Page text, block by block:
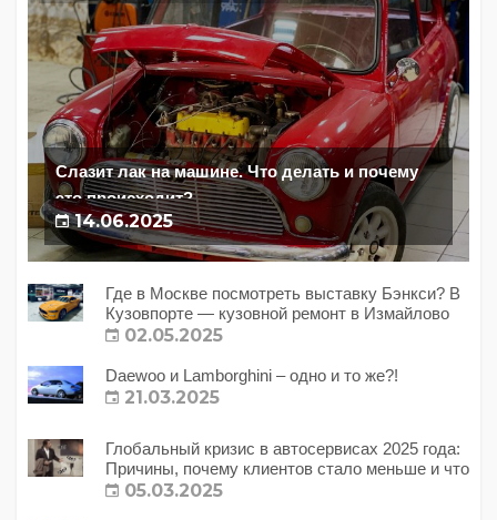
Слазит лак на машине. Что делать и почему
это происходит?
14.06.2025
Где в Москве посмотреть выставку Бэнкси? В
Кузовпорте — кузовной ремонт в Измайлово
02.05.2025
Daewoo и Lamborghini – одно и то же?!
21.03.2025
Глобальный кризис в автосервисах 2025 года:
Причины, почему клиентов стало меньше и что
с этим делать?
05.03.2025